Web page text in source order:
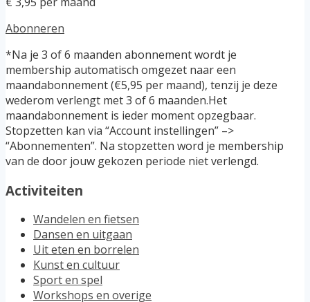
Abonneren
*Na je 3 of 6 maanden abonnement wordt je
membership automatisch omgezet naar een
maandabonnement (€5,95 per maand), tenzij je deze
wederom verlengt met 3 of 6 maanden.Het
maandabonnement is ieder moment opzegbaar.
Stopzetten kan via “Account instellingen” –>
“Abonnementen”. Na stopzetten word je membership
van de door jouw gekozen periode niet verlengd.
Activiteiten
Wandelen en fietsen
Dansen en uitgaan
Uit eten en borrelen
Kunst en cultuur
Sport en spel
Workshops en overige